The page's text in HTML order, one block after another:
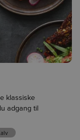
klassiske
adgang til
Varenr. 224251)
en lysegrøn overflade
og milde, let
forskellige
tilsæt den til
Grønt( Varenr.
ved Skælskør